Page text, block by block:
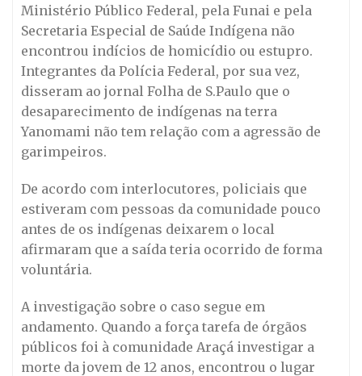
Ministério Público Federal, pela Funai e pela
Secretaria Especial de Saúde Indígena não
encontrou indícios de homicídio ou estupro.
Integrantes da Polícia Federal, por sua vez,
disseram ao jornal Folha de S.Paulo que o
desaparecimento de indígenas na terra
Yanomami não tem relação com a agressão de
garimpeiros.
De acordo com interlocutores, policiais que
estiveram com pessoas da comunidade pouco
antes de os indígenas deixarem o local
afirmaram que a saída teria ocorrido de forma
voluntária.
A investigação sobre o caso segue em
andamento. Quando a força tarefa de órgãos
públicos foi à comunidade Araçá investigar a
morte da jovem de 12 anos, encontrou o lugar